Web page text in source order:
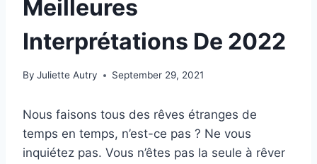
Meilleures
Interprétations De 2022
By Juliette Autry September 29, 2021
Nous faisons tous des rêves étranges de
temps en temps, n’est-ce pas ? Ne vous
inquiétez pas. Vous n’êtes pas la seule à rêver